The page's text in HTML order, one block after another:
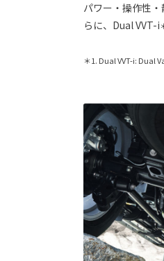
パワー・操作性
らに、Dual VVT-i
＊1. Dual VVT-i: Dual